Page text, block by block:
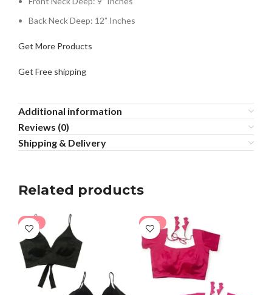
Back Neck Deep: 12” Inches
Get More Products
Get Free shipping
Additional information
Reviews (0)
Shipping & Delivery
Related products
-13% -15%